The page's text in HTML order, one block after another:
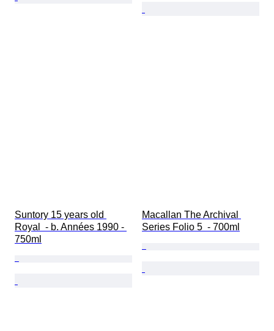
Suntory 15 years old
Royal  - b. Années 1990 -
750ml
Macallan The Archival
Series Folio 5  - 700ml